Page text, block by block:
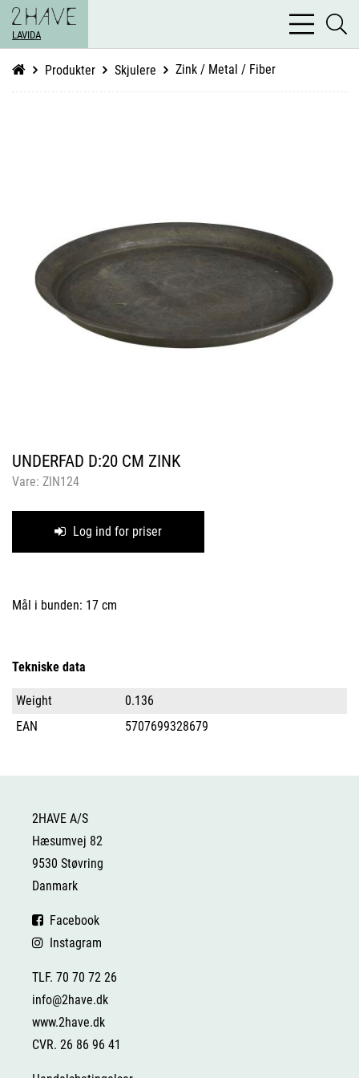
LAVIDA
bars
light
Produkter Skjulere Zink / Metal / Fiber
UNDERFAD D:20 CM ZINK
Vare: ZIN124
Log ind for priser
Mål i bunden: 17 cm
Tekniske data
Weight
0.136
EAN
5707699328679
2HAVE A/S
Hæsumvej 82
9530 Støvring
Danmark
Facebook
Instagram
TLF. 70 70 72 26
info@2have.dk
www.2have.dk
CVR. 26 86 96 41